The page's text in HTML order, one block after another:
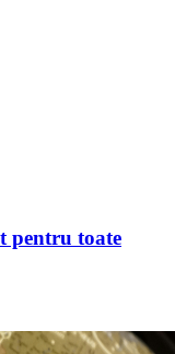
pentru toate